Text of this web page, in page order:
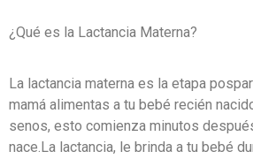
¿Qué es la Lactancia Materna?
La lactancia materna es la etapa
mamá alimentas a tu bebé recién
senos, esto comienza minutos
nace. La lactancia, le brinda a tu bebé